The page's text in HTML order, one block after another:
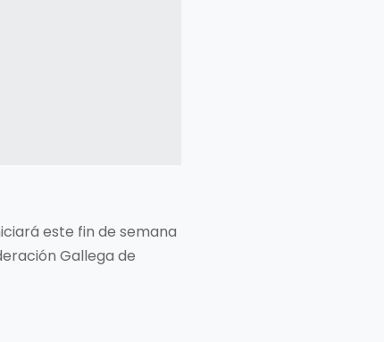
este fin de semana
Gallega de